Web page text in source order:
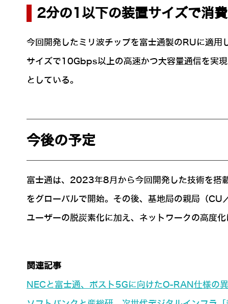
2分の1以下の装置サイズで消
今回開発したミリ波チップを富士通製のRUに適
サイズで10Gbps以上の高速かつ大容量通信を実
としている。
今後の予定
富士通は、2023年8月から今回開発した技術を搭
をグローバルで開始。その後、基地局の親局（
ユーザーの脱炭素化に加え、ネットワークの高度
関連記事
NECと富士通、ポスト5Gに向けたO-RAN仕様の